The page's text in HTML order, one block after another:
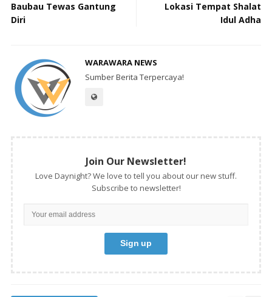
Baubau Tewas Gantung
Diri
Lokasi Tempat Shalat
Idul Adha
WARAWARA NEWS
Sumber Berita Terpercaya!
Join Our Newsletter!
Love Daynight? We love to tell you about our new stuff.
Subscribe to newsletter!